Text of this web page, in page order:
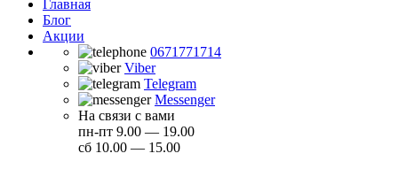
Главная
Блог
Акции
0671771714
Viber
Telegram
Messenger
На связи с вами
пн-пт 9.00 — 19.00
сб 10.00 — 15.00